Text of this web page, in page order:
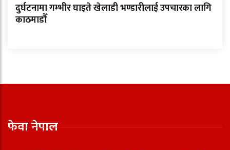
दुर्घटनामा गम्भीर घाइते खेलाडी भण्डारीलाई उपचारका लागि
काठमाडौँ
फेवा नेपाल